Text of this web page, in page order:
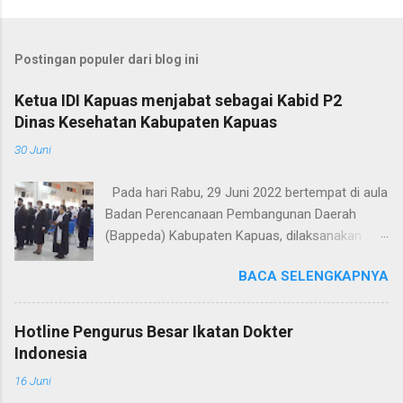
Postingan populer dari blog ini
Ketua IDI Kapuas menjabat sebagai Kabid P2
Dinas Kesehatan Kabupaten Kapuas
30 Juni
Pada hari Rabu, 29 Juni 2022 bertempat di aula
Badan Perencanaan Pembangunan Daerah
(Bappeda) Kabupaten Kapuas, dilaksanakan
Pemerintah Kabupaten Kapuas. Para dokter
yang dilantik adalah: dr. H. Ahmad Haspiani, MM
sebagai Kepala Bidang P2 Dinas Kesehatan
Kabupaten Kapuas dr. Tonun Irawati sebagai
BACA SELENGKAPNYA
Hotline Pengurus Besar Ikatan Dokter
Indonesia
16 Juni